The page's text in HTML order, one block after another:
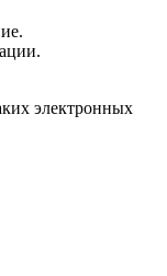
электронных